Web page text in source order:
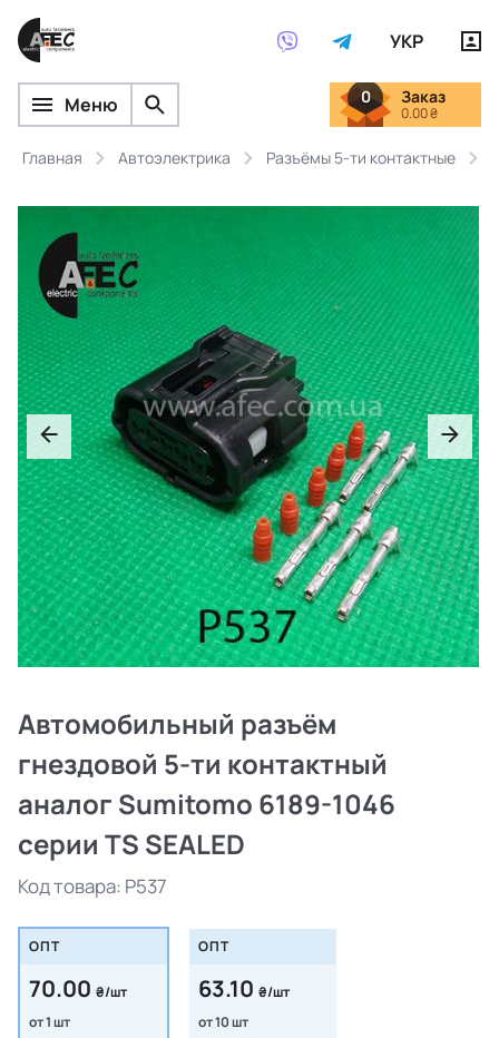
УКР
Меню 0 Заказ
0.00 ₴
Главная Автоэлектрика Разъёмы 5-ти контактные
Автомобильный разъём
гнездовой 5-ти контактный
аналог Sumitomo 6189-1046
серии TS SEALED
Код товара: P537
ОПТ
70.00 ₴/шт
от 1 шт
ОПТ
63.10 ₴/шт
от 10 шт